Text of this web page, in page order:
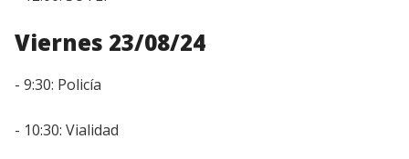
Viernes 23/08/24
- 9:30: Policía
- 10:30: Vialidad